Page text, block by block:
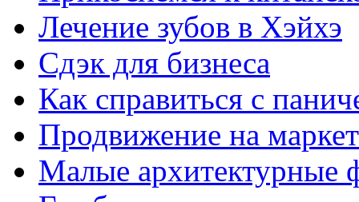
Лечение зубов в Хэйхэ
Сдэк для бизнеса
Как справиться с
Продвижение на
Малые архитектурные